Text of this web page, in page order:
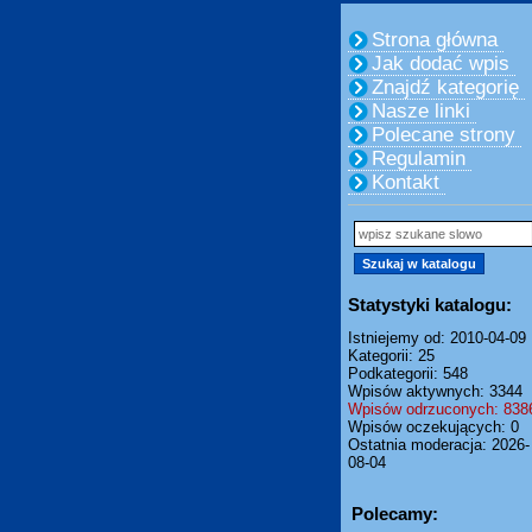
Strona główna
Jak dodać wpis
Znajdź kategorię
Nasze linki
Polecane strony
Regulamin
Kontakt
Statystyki katalogu:
Istniejemy od: 2010-04-09
Kategorii: 25
Podkategorii: 548
Wpisów aktywnych: 3344
Wpisów odrzuconych:
Wpisów oczekujących: 0
Ostatnia moderacja: 2026-
08-04
Polecamy: